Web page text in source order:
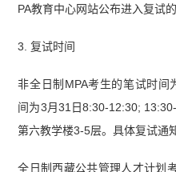
PA教育中心网站公布进入复试的
3. 复试时间
非全日制MPA考生的笔试时
间为3月31日8:30-12:30;
第六教学楼3-5层。具体复试通
全日制西藏公共管理人才计划